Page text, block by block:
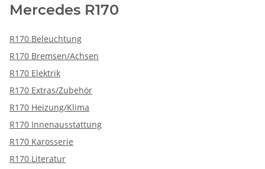
Mercedes R170
R170 Beleuchtung
R170 Bremsen/Achsen
R170 Elektrik
R170 Extras/Zubehör
R170 Heizung/Klima
R170 Innenausstattung
R170 Karosserie
R170 Literatur